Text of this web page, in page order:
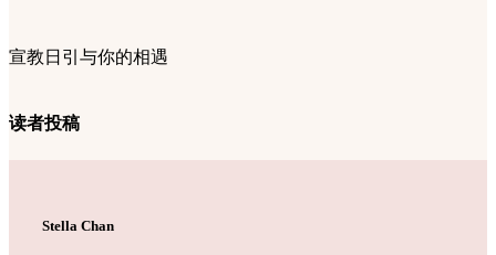
宣教日引与你的相遇
读者投稿
Stella Chan